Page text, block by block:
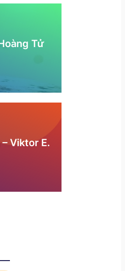
Tử
Viktor E.